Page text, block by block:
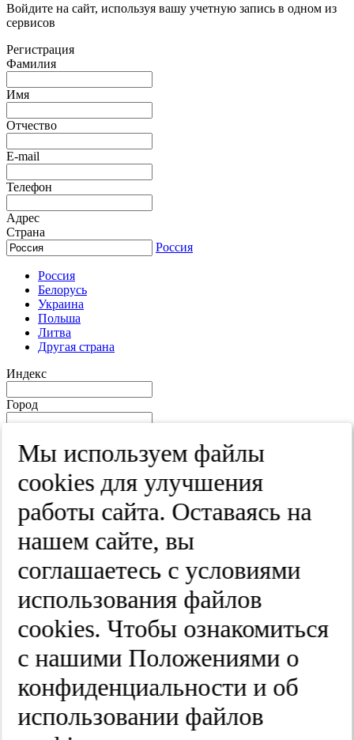
Войдите на сайт, используя вашу учетную запись в одном из
сервисов
Регистрация
Фамилия
Имя
Отчество
E-mail
Телефон
Адрес
Страна
Россия
Россия
Белорусь
Украина
Польша
Литва
Другая страна
Индекс
Город
Улица
Квартира
Пароль
Повторите пароль
Мы используем файлы
cооkies для улучшения
работы сайта. Оставаясь на
нашем сайте, вы
соглашаетесь с условиями
использования файлов
cооkies. Чтобы ознакомиться
с нашими Положениями о
конфиденциальности и об
использовании файлов